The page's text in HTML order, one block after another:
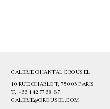
GALERIE CHANTAL CROUSEL
10 RUE CHARLOT, 75003 PARIS
T. +33 1 42 77 38 87
GALERIE@CROUSEL.COM